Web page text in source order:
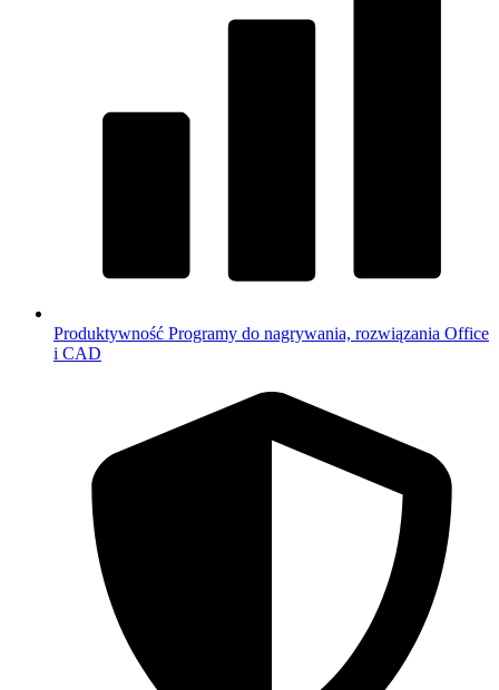
Produktywność Programy do nagrywania, rozwiązania Office
i CAD